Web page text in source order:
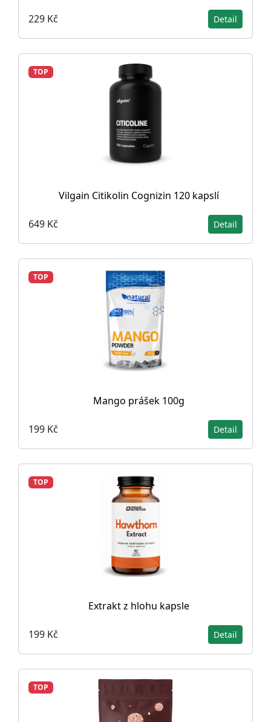
229 Kč Detail
TOP
Vilgain Citikolin Cognizin 120 kapslí
649 Kč Detail
TOP
Mango prášek 100g
199 Kč Detail
TOP
Extrakt z hlohu kapsle
199 Kč Detail
TOP